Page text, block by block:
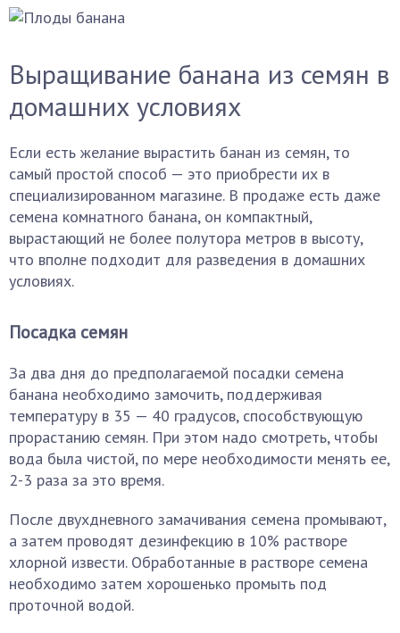
Выращивание банана из семян в
домашних условиях
Если есть желание вырастить банан из семян, то
самый простой способ — это приобрести их в
специализированном магазине. В продаже есть даже
семена комнатного банана, он компактный,
вырастающий не более полутора метров в высоту,
что вполне подходит для разведения в домашних
условиях.
Посадка семян
За два дня до предполагаемой посадки семена
банана необходимо замочить, поддерживая
температуру в 35 — 40 градусов, способствующую
прорастанию семян. При этом надо смотреть, чтобы
вода была чистой, по мере необходимости менять ее,
2-3 раза за это время.
После двухдневного замачивания семена промывают,
а затем проводят дезинфекцию в 10% растворе
хлорной извести. Обработанные в растворе семена
необходимо затем хорошенько промыть под
проточной водой.